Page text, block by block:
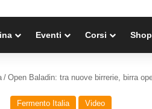
Eventi Corsi Shop
/ Open Baladin: tra nuove birrerie, birra
Fermento Italia Video